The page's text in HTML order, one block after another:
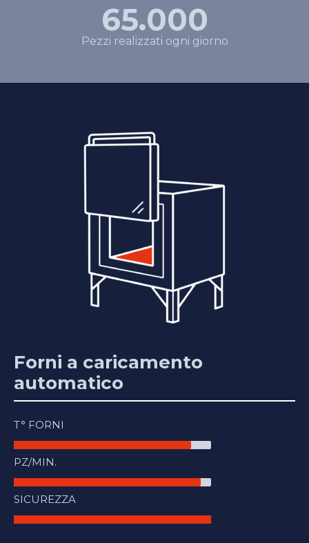
Pezzi realizzati ogni giorno
65.000
Forni a caricamento
automatico
T° FORNI
PZ/MIN.
SICUREZZA